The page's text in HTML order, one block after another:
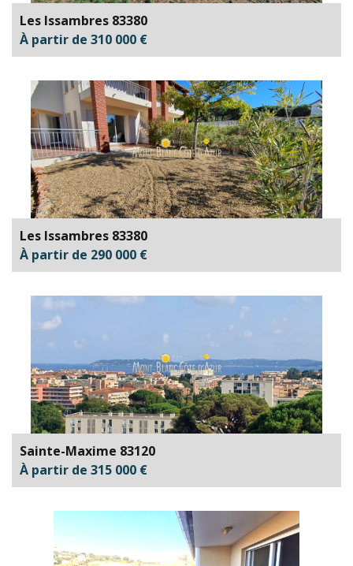
Les Issambres 83380
À partir de 310 000 €
Les Issambres 83380
À partir de 290 000 €
Sainte-Maxime 83120
À partir de 315 000 €